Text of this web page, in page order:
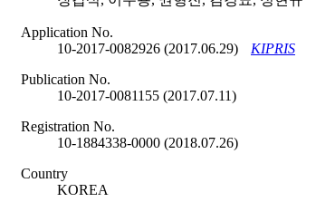
Application No.
10-2017-0082926 (2017.06.29)
KIPRIS
Publication No.
10-2017-0081155 (2017.07.11)
Registration No.
10-1884338-0000 (2018.07.26)
Country
KOREA